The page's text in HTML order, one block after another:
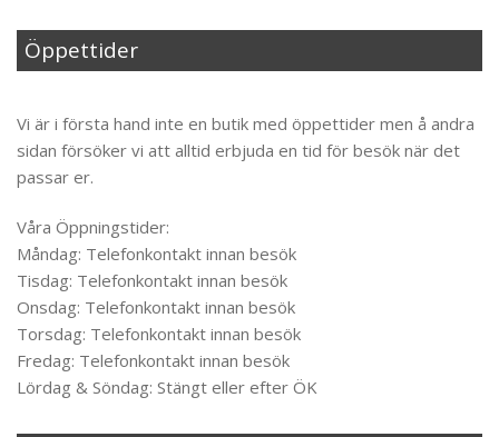
Öppettider
Vi är i första hand inte en butik med öppettider men å andra
sidan försöker vi att alltid erbjuda en tid för besök när det
passar er.
Våra Öppningstider:
Måndag: Telefonkontakt innan besök
Tisdag: Telefonkontakt innan besök
Onsdag: Telefonkontakt innan besök
Torsdag: Telefonkontakt innan besök
Fredag: Telefonkontakt innan besök
Lördag & Söndag: Stängt eller efter ÖK